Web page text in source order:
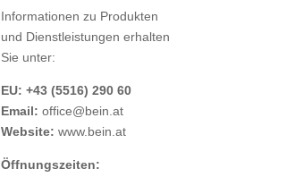
Informationen zu Produkten
und Dienstleistungen erhalten
Sie unter:
EU: +43 (5516) 290 60
Email: office@bein.at
Website: www.bein.at
Öffnungszeiten: